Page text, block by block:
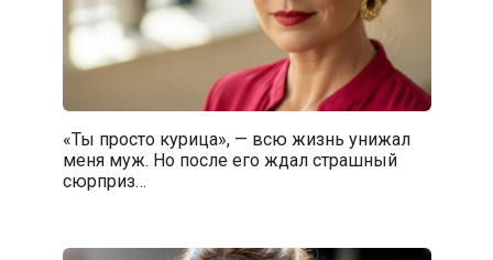
«Ты просто курица», — всю жизнь унижал
меня муж. Но после его ждал страшный
сюрприз…